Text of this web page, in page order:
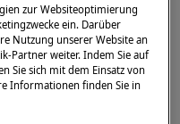
zur Websiteoptimierung
ein. Darüber
Nutzung unserer Website an
Partner weiter. Indem Sie auf
Sie sich mit dem Einsatz von
Informationen finden Sie in